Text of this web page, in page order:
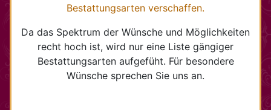
Bestattungsarten verschaffen.
Da das Spektrum der Wünsche und Möglichkeiten
recht hoch ist, wird nur eine Liste gängiger
Bestattungsarten aufgefüht. Für besondere
Wünsche sprechen Sie uns an.